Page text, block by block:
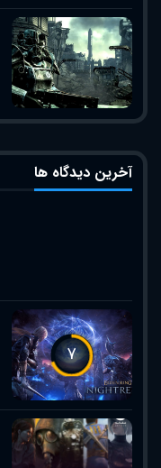
آخرین دیدگاه ها
۷